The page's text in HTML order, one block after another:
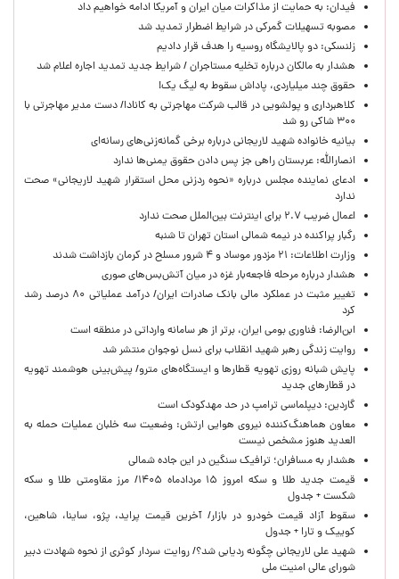
فیدان: به حمایت از مذاکرات میان ایران و آمریکا ادامه خواهیم داد
مصوبه تسهیلات گمرکی در شرایط اضطرار تمدید شد
زلنسکی: دو پالایشگاه روسیه را هدف قرار دادیم
هشدار به مالکان درباره تخلیه مستاجران / شرایط جدید تمدید اجاره اعلام شد
حقوق چند میلیاردی، پاداش سقوط به لیگ یک!
کلاهبرداری و پولشویی در قالب شرکت مهاجرتی به کانادا/ دست مدیر مهاجرتی با
۳۰۰ شاکی رو شد
بیانیه خانواده شهید لاریجانی درباره برخی گمانه‌زنی‌های رسانه‌ای
انصارالله: عربستان راهی جز پس دادن حقوق یمنی‌ها ندارد
ادعای نماینده مجلس درباره «نحوه ردزنی محل استقرار شهید لاریجانی» صحت
ندارد
اعمال ضریب ۲.۷ برای اینترنت بین‌الملل صحت ندارد
رگبار پراکنده در نیمه شمالی استان تهران تا شنبه
وزارت اطلاعات: ۲۱ مزدور موساد و ۴ شرور مسلح در کرمان بازداشت شدند
هشدار درباره مرحله فاجعه‌بار غزه در میان آتش‌بس‌های صوری
تغییر مثبت در عملکرد مالی بانک صادرات ایران/ درآمد عملیاتی ۸۰ درصد رشد
کرد
ابن‌الرضا: فناوری بومی ایران، برتر از هر سامانه وارداتی در منطقه است
روایت زندگی رهبر شهید انقلاب برای نسل نوجوان منتشر شد
پایش شبانه روزی تهویه قطارها و ایستگاه‌های مترو/ پیش‌بینی هوشمند تهویه
در قطارهای جدید
گاردین: دیپلماسی ترامپ در حد مهدکودک است
معاون هماهنگ‌کننده نیروی هوایی ارتش: وضعیت سه خلبان عملیات حمله به
العدید هنوز مشخص نیست
هشدار به مسافران؛ ترافیک سنگین در این جاده شمالی
قیمت جدید طلا و سکه امروز ۱۵ مردادماه ۱۴۰۵/ مرز مقاومتی طلا و سکه
شکست + جدول
سقوط آزاد قیمت خودرو در بازار/ آخرین قیمت پراید، پژو، ساینا، شاهین،
کوییک و تارا + جدول
شهید علی لاریجانی چگونه ردیابی شد؟/ روایت سردار کوثری از نحوه شهادت دبیر
شورای عالی امنیت ملی